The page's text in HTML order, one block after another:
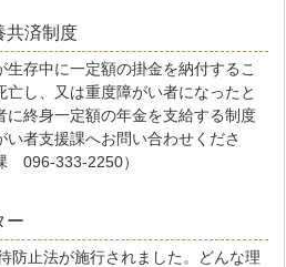
共済制度
存中に一定額の掛金を納付するこ
亡し、又は重度障がい者になったと
に終身一定額の年金を支給する制度
者支援課へお問い合わせくださ
096-333-2250）
ー
防止法が施行されました。どんな理